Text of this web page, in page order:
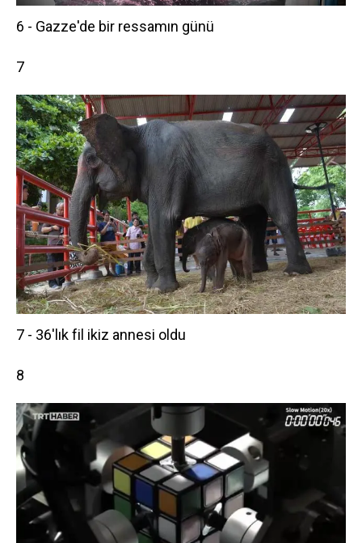
6 - Gazze'de bir ressamın günü
7
7 - 36'lık fil ikiz annesi oldu
8